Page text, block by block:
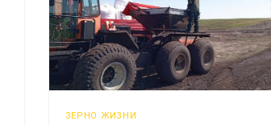
ЗЕРНО ЖИЗНИ